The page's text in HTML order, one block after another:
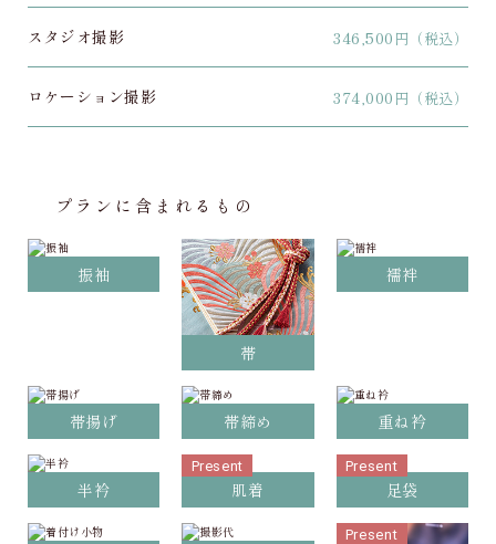
スタジオ撮影 346,500 円（税込）
ロケーション撮影 374,000 円（税込）
プランに含まれるもの
振袖
帯
襦袢
帯揚げ 帯締め 重ね衿
半衿 肌着
Present
足袋
Present
Present